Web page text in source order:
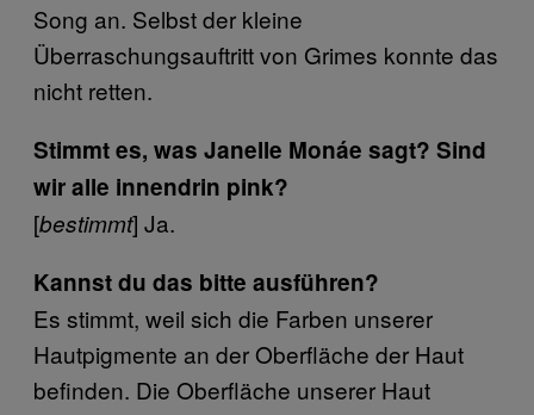
Song an. Selbst der kleine
Überraschungsauftritt von Grimes konnte das
nicht retten.
Stimmt es, was Janelle Monáe sagt? Sind
wir alle innendrin pink?
[bestimmt] Ja.
Kannst du das bitte ausführen?
Es stimmt, weil sich die Farben unserer
Hautpigmente an der Oberfläche der Haut
befinden. Die Oberfläche unserer Haut